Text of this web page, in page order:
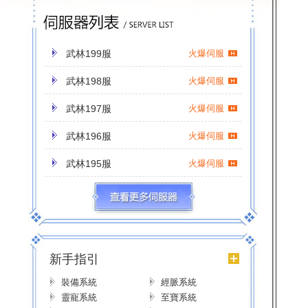
武林199服 火爆伺服
武林198服 火爆伺服
武林197服 火爆伺服
武林196服 火爆伺服
武林195服 火爆伺服
武林194服
武林193服 火爆伺服
武林190服 火爆伺服
新手指引
裝備系統
經脈系統
靈寵系統
至寶系統